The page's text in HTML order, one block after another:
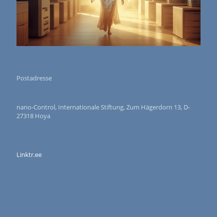
Postadresse
nano-Control, Internationale Stiftung, Zum Hägerdorn 13, D-
27318 Hoya
Linktr.ee